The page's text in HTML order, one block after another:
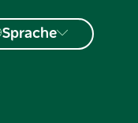
Sprache